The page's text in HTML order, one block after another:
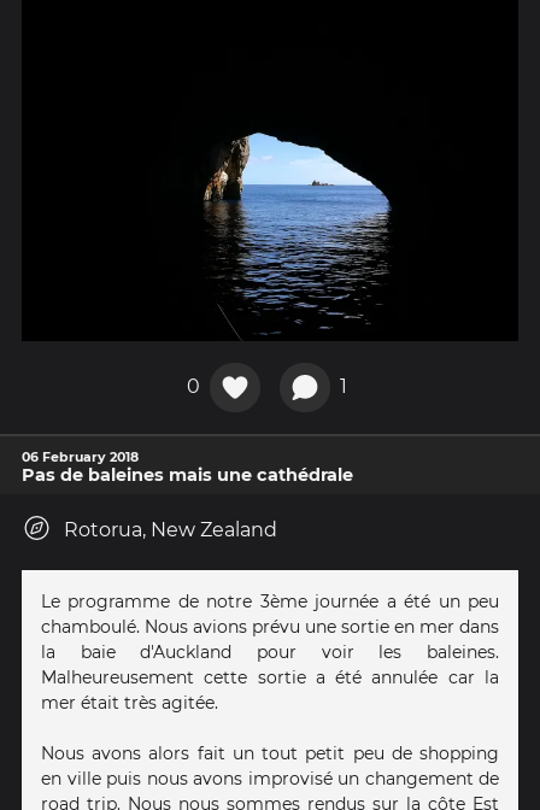
0 1
06 February 2018
Pas de baleines mais une cathédrale
Rotorua, New Zealand
Le programme de notre 3ème journée a été un peu
chamboulé. Nous avions prévu une sortie en mer dans
la baie d'Auckland pour voir les baleines.
Malheureusement cette sortie a été annulée car la
mer était très agitée.
Nous avons alors fait un tout petit peu de shopping
en ville puis nous avons improvisé un changement de
road trip. Nous nous sommes rendus sur la côte Est